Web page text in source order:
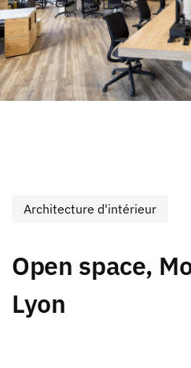
Architecture d'intérieur
Open space,
Lyon